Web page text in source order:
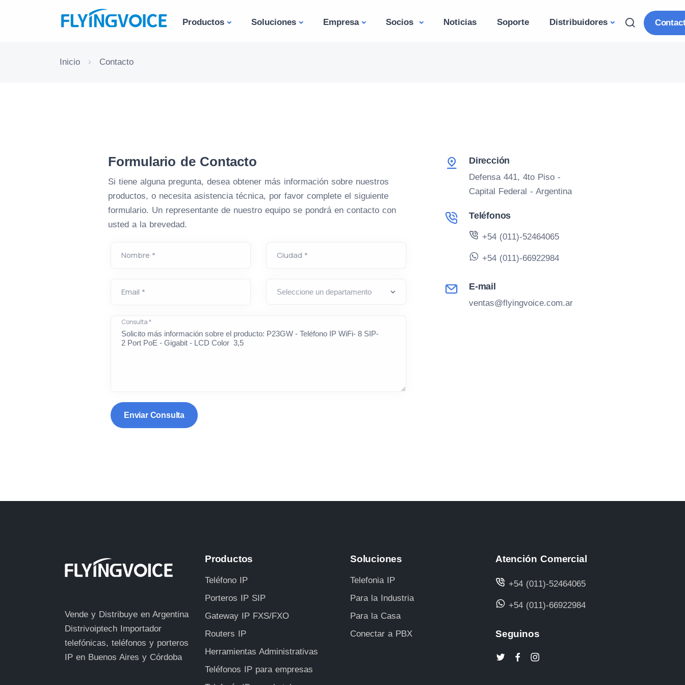
Productos Soluciones Empresa Socios Noticias Soporte Distribuidores
Inicio Contacto
Formulario de Contacto
Si tiene alguna pregunta, desea obtener más información sobre nuestros
productos, o necesita asistencia técnica, por favor complete el siguiente
formulario. Un representante de nuestro equipo se pondrá en contacto con
usted a la brevedad.
Nombre * Ciudad *
Email *
Consulta *
Dirección
Defensa 441, 4to Piso -
Capital Federal - Argentina
Teléfonos
+54 (011)-52464065
+54 (011)-66922984
E-mail
ventas@flyingvoice.com.ar
Vende y Distribuye en Argentina
Distrivoiptech Importador
telefónicas, teléfonos y porteros
IP en Buenos Aires y Córdoba
Productos
Teléfono IP
Porteros IP SIP
Gateway IP FXS/FXO
Routers IP
Herramientas Administrativas
Teléfonos IP para empresas
Soluciones
Telefonia IP
Para la Industria
Para la Casa
Conectar a PBX
Atención Comercial
+54 (011)-52464065
+54 (011)-66922984
Seguinos